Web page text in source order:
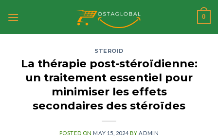
0
STEROID
La thérapie post-stéroïdienne:
un traitement essentiel pour
minimiser les effets
secondaires des stéroïdes
POSTED ON MAY 15, 2024 BY ADMIN